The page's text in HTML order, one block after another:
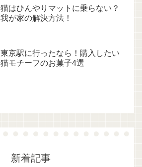
猫はひんやりマットに乗らない？
我が家の解決方法！
東京駅に行ったなら！購入したい
猫モチーフのお菓子4選
新着記事